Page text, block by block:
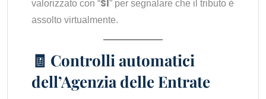
valorizzato con “SI” per segnalare che il tributo è
assolto virtualmente.
🧾 Controlli automatici
dell’Agenzia delle Entrate